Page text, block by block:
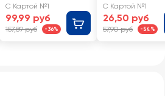
С Картой №1
99,99 руб
157,89 руб -36%
С Картой №1
26,50 руб
57,90 руб -54%